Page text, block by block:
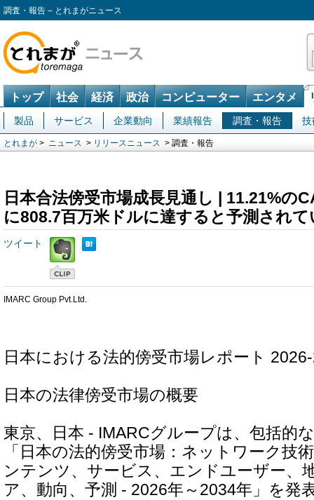
調査・報告 – とれまがニュース
トップ 社会 経済 政治 コンピューター エンタメ
製品 サービス 企業動向 業績報告 調査・報告 技
とれまが > ニュース > リリースニュース > 調査・報告
日本合法傍受市場成長見通し | 11.21%の
に808.7百万米ドルに達すると予測され
ツイート
IMARC Group Pvt.Ltd.
日本における法的傍受市場レポート
日本の法律傍受市場の概要
東京、日本 - IMARCグループは、包括的
「日本の法的傍受市場：ネットワーク技
ンテンツ、サービス、エンドユーザー、
ア、動向、予測 - 2026年～2034年」を発